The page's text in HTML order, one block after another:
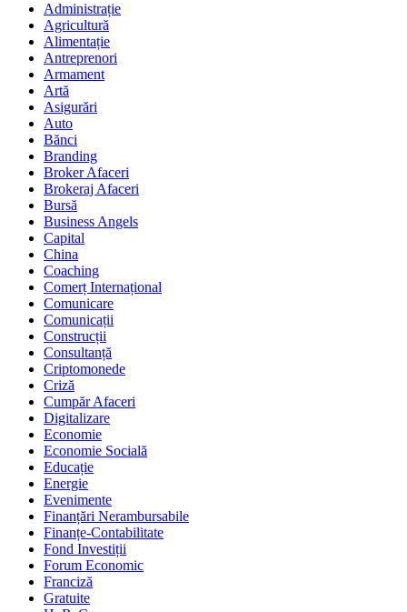
Administrație
Agricultură
Alimentație
Antreprenori
Armament
Artă
Asigurări
Auto
Bănci
Branding
Broker Afaceri
Brokeraj Afaceri
Bursă
Business Angels
Capital
China
Coaching
Comerț Internațional
Comunicare
Comunicații
Construcții
Consultanță
Criptomonede
Criză
Cumpăr Afaceri
Digitalizare
Economie
Economie Socială
Educație
Energie
Evenimente
Finanțări Nerambursabile
Finanțe-Contabilitate
Fond Investiții
Forum Economic
Franciză
Gratuite